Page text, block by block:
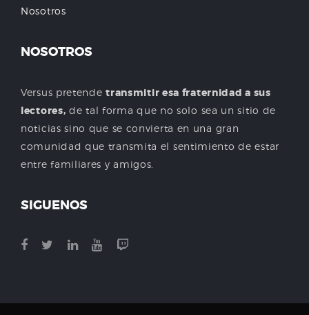
Nosotros
NOSOTROS
Versus pretendetransmitir esa fraternidad a sus
lectores, de tal forma que no solo sea un sitio de
noticias sino que se convierta en una gran
comunidad que transmita el sentimiento de estar
entre familiares y amigos.
SIGUENOS